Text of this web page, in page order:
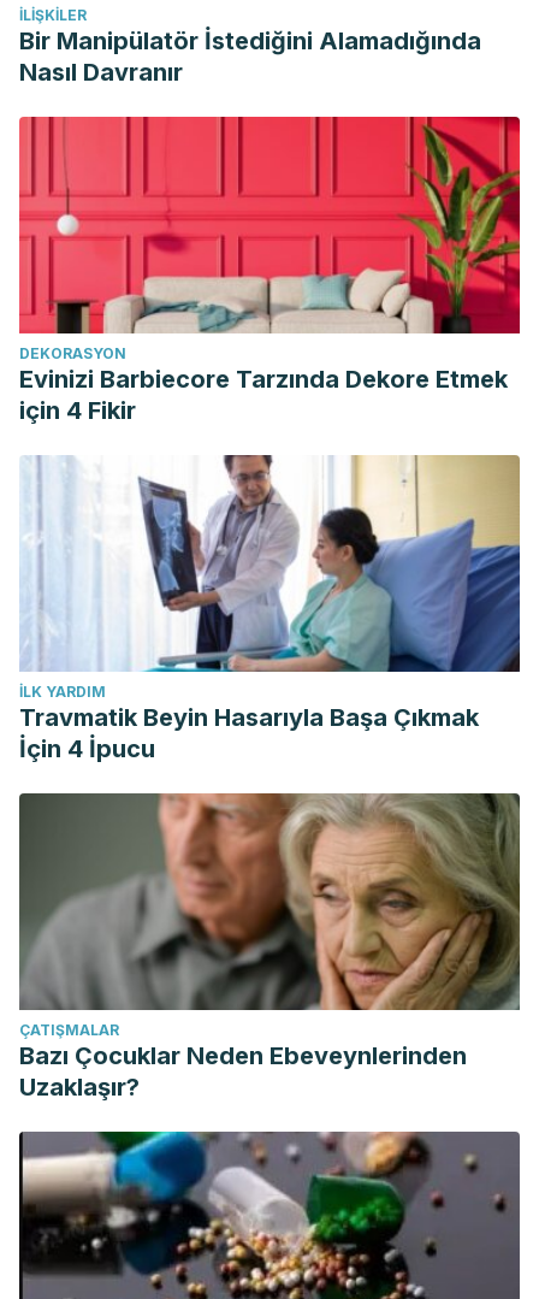
İLIŞKILER
Bir Manipülatör İstediğini Alamadığında
Nasıl Davranır
DEKORASYON
Evinizi Barbiecore Tarzında Dekore Etmek
için 4 Fikir
İLK YARDIM
Travmatik Beyin Hasarıyla Başa Çıkmak
İçin 4 İpucu
ÇATIŞMALAR
Bazı Çocuklar Neden Ebeveynlerinden
Uzaklaşır?